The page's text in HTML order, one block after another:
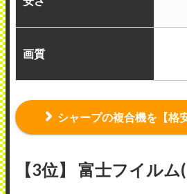
画質
シャープの複合機を【格
【3位】 富士フイル